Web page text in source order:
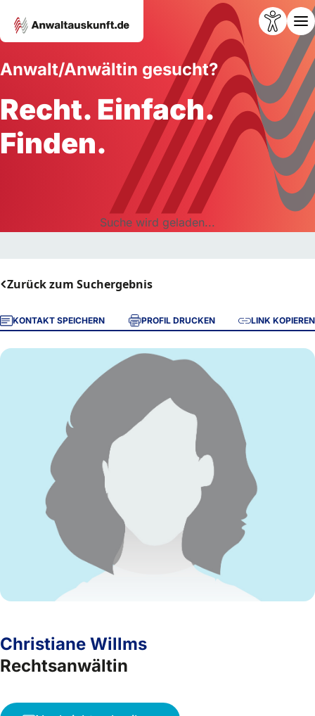
Anwalt/Anwältin gesucht?
Recht. Einfach.
Finden.
Suche wird geladen...
Zurück zum Suchergebnis
KONTAKT SPEICHERN PROFIL DRUCKEN LINK KOPIEREN
Christiane Willms
Rechtsanwältin